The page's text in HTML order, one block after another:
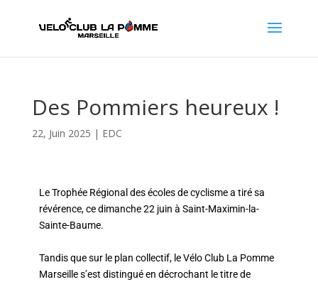
Des Pommiers heureux !
22, Juin 2025 | EDC
Le Trophée Régional des écoles de cyclisme a tiré sa
révérence, ce dimanche 22 juin à Saint-Maximin-la-
Sainte-Baume.
Tandis que sur le plan collectif, le Vélo Club La Pomme
Marseille s’est distingué en décrochant le titre de